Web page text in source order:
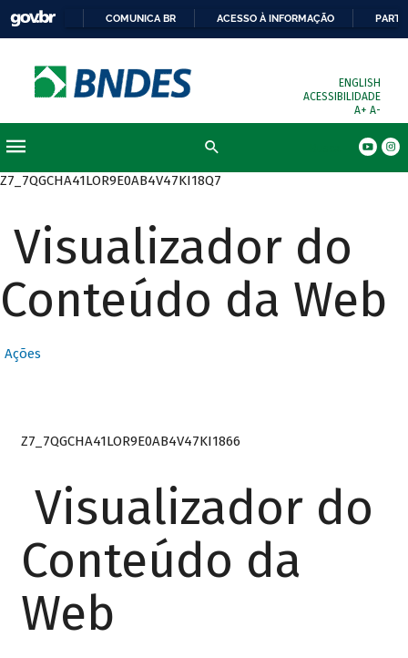
COMUNICA BR ACESSO À INFORMAÇÃO
ENGLISH
ACESSIBILIDADE
A+ A-
Z7_7QGCHA41LOR9E0AB4V47KI18Q7
Visualizador do
Conteúdo da Web
Ações
Z7_7QGCHA41LOR9E0AB4V47KI1866
Visualizador do
Conteúdo da
Web